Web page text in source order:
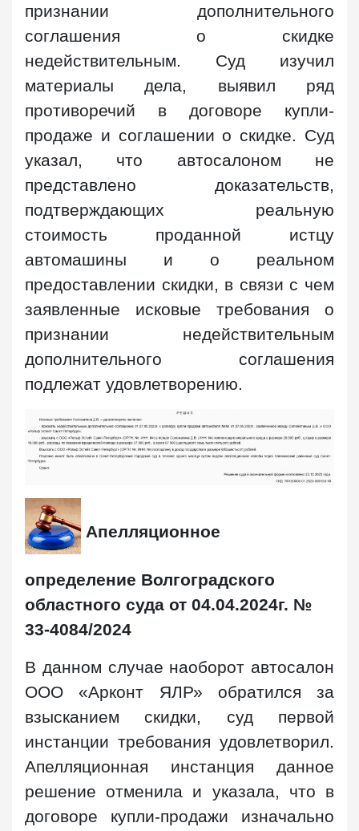
признании дополнительного
соглашения о скидке
недействительным. Суд изучил
материалы дела, выявил ряд
противоречий в договоре купли-
продаже и соглашении о скидке. Суд
указал, что автосалоном не
представлено доказательств,
подтверждающих реальную
стоимость проданной истцу
автомашины и о реальном
предоставлении скидки, в связи с чем
заявленные исковые требования о
признании недействительным
дополнительного соглашения
подлежат удовлетворению.
Апелляционное
определение Волгоградского
областного суда от 04.04.2024г. №
33-4084/2024
В данном случае наоборот автосалон
ООО «Арконт ЯЛР» обратился за
взысканием скидки, суд первой
инстанции требования удовлетворил.
Апелляционная инстанция данное
решение отменила и указала, что в
договоре купли-продажи изначально